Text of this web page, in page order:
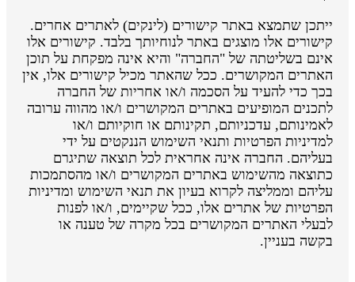
ייתכן שתמצא באתר קישורים (לינקים) לאתרים אחרים.
קישורים אלו מוצגים באתר לנוחיותך בלבד. קישורים אלו
אינם בשליטתה של "החברה" והיא אינה מפקחת על תוכן
האתרים המקושרים. ככל שהאתר מכיל קישורים אלו, אין
בכך כדי להעיד על הסכמה ו/או אחריות של החברה
לתכנים המופיעים באתרים המקושרים ו/או מהווה ערובה
לאמינותם, עדכניותם, תקינותם או חוקיותם ו/או
למדיניות הפרטיות ותנאי השימוש הננקטים על ידי
בעליהם. החברה אינה אחראית לכל תוצאה שתיגרם
כתוצאה מהשימוש באתרים המקושרים ו/או מהסתמכות
עליהם וממליצה לקרוא בעיון את תנאי השימוש ומדיניות
הפרטיות של אתרים אלו, ככל שקיימים, ו/או לפנות
לבעלי האתרים המקושרים בכל מקרה של טענה או
בקשה בעניין.